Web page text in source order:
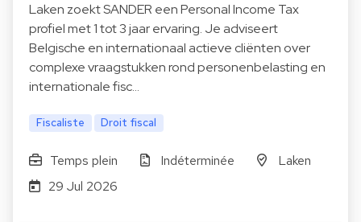
Laken zoekt SANDER een Personal Income Tax
profiel met 1 tot 3 jaar ervaring. Je adviseert
Belgische en internationaal actieve cliënten over
complexe vraagstukken rond personenbelasting en
internationale fisc…
Fiscaliste Droit fiscal
Temps plein Indéterminée
Laken
29 Jul 2026